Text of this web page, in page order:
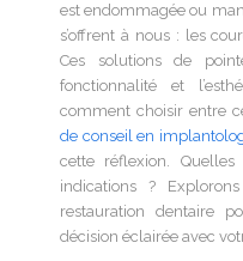
est endommagée ou
s’offrent à nous : les
Ces solutions de
fonctionnalité et
comment choisir entre
de conseil en
cette réflexion.
indications ?
restauration dentaire
décision éclairée avec